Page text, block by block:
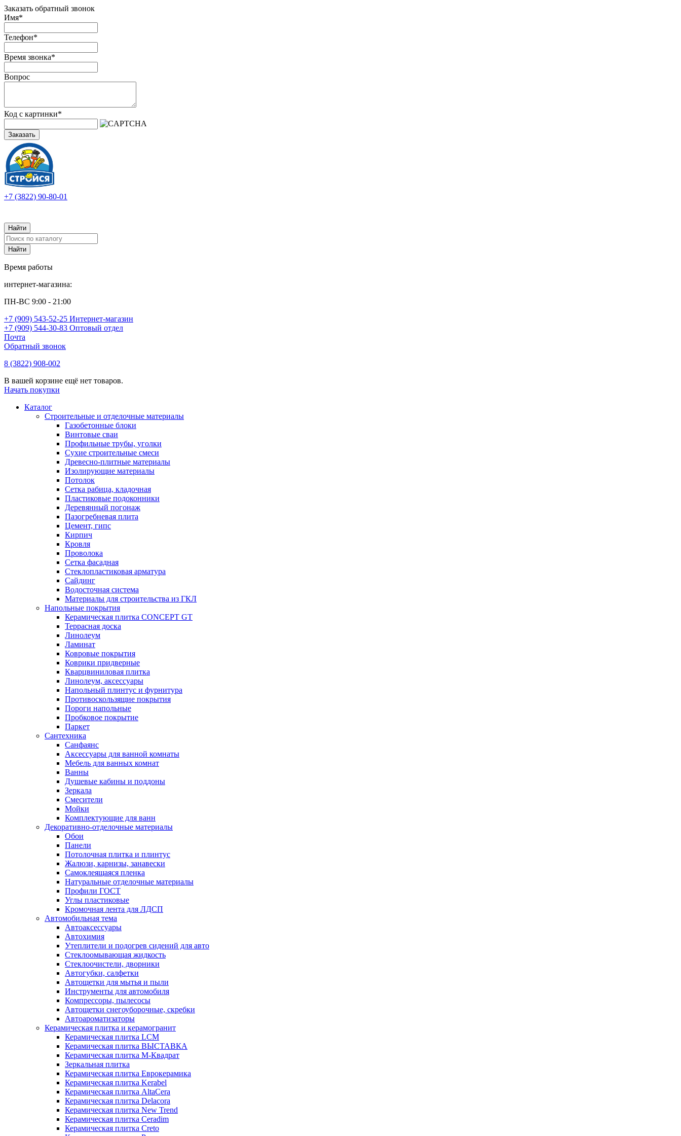
Заказать обратный звонок
Имя*
Телефон*
Время звонка*
Вопрос
Код с картинки*
Заказать
+7 (3822) 90-80-01
Время работы
интернет-магазина:
ПН-ВС 9:00 - 21:00
+7 (909) 543-52-25 Интернет-магазин
+7 (909) 544-30-83 Оптовый отдел
Почта
Обратный звонок
8 (3822) 908-002
В вашей корзине ещё нет товаров.
Начать покупки
Каталог
Строительные и отделочные материалы
Газобетонные блоки
Винтовые сваи
Профильные трубы, уголки
Сухие строительные смеси
Древесно-плитные материалы
Изолирующие материалы
Потолок
Сетка рабица, кладочная
Пластиковые подоконники
Деревянный погонаж
Пазогребневая плита
Цемент, гипс
Кирпич
Кровля
Проволока
Сетка фасадная
Стеклопластиковая арматура
Сайдинг
Водосточная система
Материалы для строительства из ГКЛ
Напольные покрытия
Керамическая плитка CONCEPT GT
Террасная доска
Линолеум
Ламинат
Ковровые покрытия
Коврики придверные
Кварцвиниловая плитка
Линолеум, аксессуары
Напольный плинтус и фурнитура
Противоскользящие покрытия
Пороги напольные
Пробковое покрытие
Паркет
Сантехника
Санфаянс
Аксессуары для ванной комнаты
Мебель для ванных комнат
Ванны
Душевые кабины и поддоны
Зеркала
Смесители
Мойки
Комплектующие для ванн
Декоративно-отделочные материалы
Обои
Панели
Потолочная плитка и плинтус
Жалюзи, карнизы, занавески
Самоклеящаяся пленка
Натуральные отделочные материалы
Профили ГОСТ
Углы пластиковые
Кромочная лента для ЛДСП
Автомобильная тема
Автоаксессуары
Автохимия
Утеплители и подогрев сидений для авто
Стеклоомывающая жидкость
Стеклоочистели, дворники
Автогубки, салфетки
Автощетки для мытья и пыли
Инструменты для автомобиля
Компрессоры, пылесосы
Автощетки снегоуборочные, скребки
Автоароматизаторы
Керамическая плитка и керамогранит
Керамическая плитка LCM
Керамическая плитка ВЫСТАВКА
Керамическая плитка М-Квадрат
Зеркальная плитка
Керамическая плитка Еврокерамика
Керамическая плитка Kerabel
Керамическая плитка AltaCera
Керамическая плитка Delacora
Керамическая плитка New Trend
Керамическая плитка Ceradim
Керамическая плитка Creto